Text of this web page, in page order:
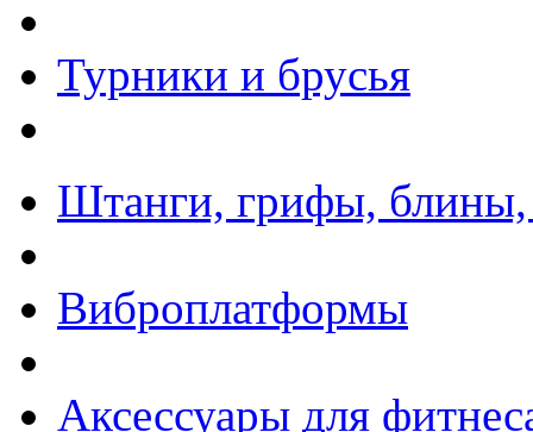
Турники и брусья
Штанги, грифы, блины,
Виброплатформы
Аксессуары для